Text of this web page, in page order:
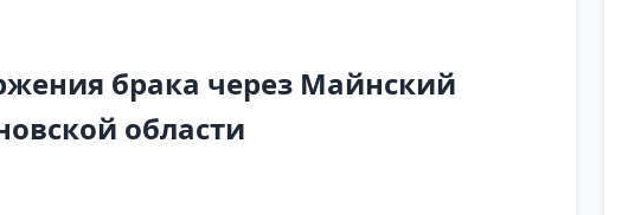
брака через Майнский
области